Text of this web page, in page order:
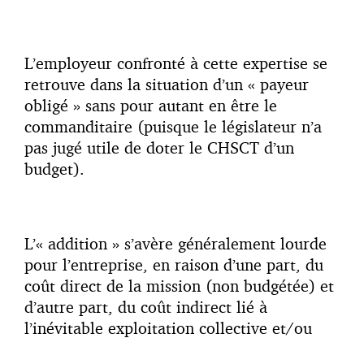
L’employeur confronté à cette expertise se
retrouve dans la situation d’un « payeur
obligé » sans pour autant en être le
commanditaire (puisque le législateur n’a
pas jugé utile de doter le CHSCT d’un
budget).
L’« addition » s’avère généralement lourde
pour l’entreprise, en raison d’une part, du
coût direct de la mission (non budgétée) et
d’autre part, du coût indirect lié à
l’inévitable exploitation collective et/ou